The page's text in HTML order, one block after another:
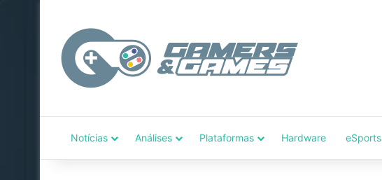
Notícias Análises Plataformas Hardware eSports